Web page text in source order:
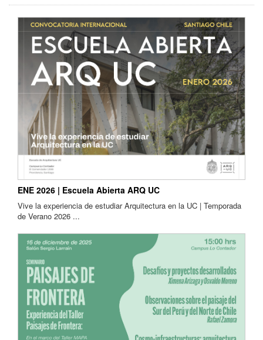
ENE 2026 | Escuela Abierta ARQ UC
Vive la experiencia de estudiar Arquitectura en la UC | Temporada
de Verano 2026 ...